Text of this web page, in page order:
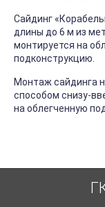
Сайдинг
длины до 6 м из
монтируется на
подконструкцию.
Монтаж сайдинга
способом снизу-
на облегченную